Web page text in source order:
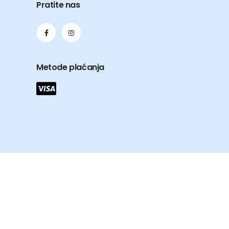
Pratite nas
Metode plaćanja